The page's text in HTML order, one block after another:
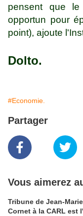
pensent que
opportun pour
point), ajoute
Dolto.
#Economie.
Partager
Vous aimerez
Tribune de Jean-
Cornet à la CARL est